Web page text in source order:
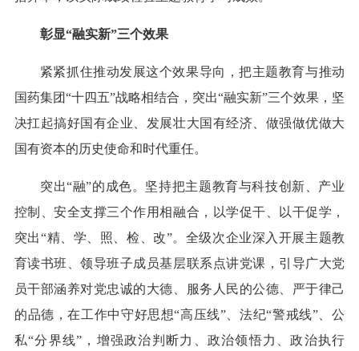
彰显“融实新”三个效果
紧紧抓住推动发展这个效果导向，把主题教育与推动
国药集团“十四五”战略相结合，突出“融实新”三个效果，坚
决扛起搞好国有企业、发展壮大国有经济、做强做优做大
国有资本的历史使命和时代重任。
突出“融”的成色。坚持把主题教育与科技创新、产业
控制、安全支撑三个作用相融合，以学促干、以干促学，
突出“精、学、照、检、改”。全级次企业深入开展主题教
育读书班、领导班子成员基层联系点讲党课，引导广大党
员干部涵养对党忠诚的大德、服务人民的公德、严于律己
的品德，在工作中守好思想“高压线”、法纪“警戒线”、公
私“分界线”，增强政治判断力、政治领悟力、政治执行